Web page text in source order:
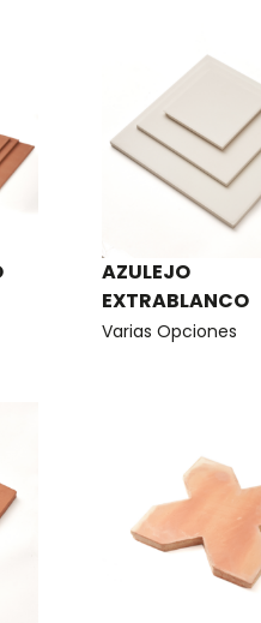
AZULEJO
EXTRABLANCO
Varias Opciones